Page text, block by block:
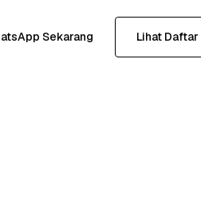
Sekarang Lihat Daftar